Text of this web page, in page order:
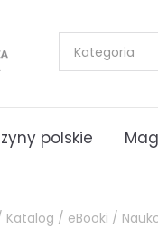
polskie
Katalog / eBooki /